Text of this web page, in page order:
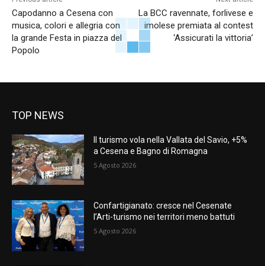
Capodanno a Cesena con
musica, colori e allegria con
la grande Festa in piazza del
Popolo
La BCC ravennate, forlivese e
imolese premiata al contest
‘Assicurati la vittoria’
TOP NEWS
Il turismo vola nella Vallata del Savio, +5%
a Cesena e Bagno di Romagna
5 Agosto 2026
Confartigianato: cresce nel Cesenate
l’Arti-turismo nei territori meno battuti
5 Agosto 2026